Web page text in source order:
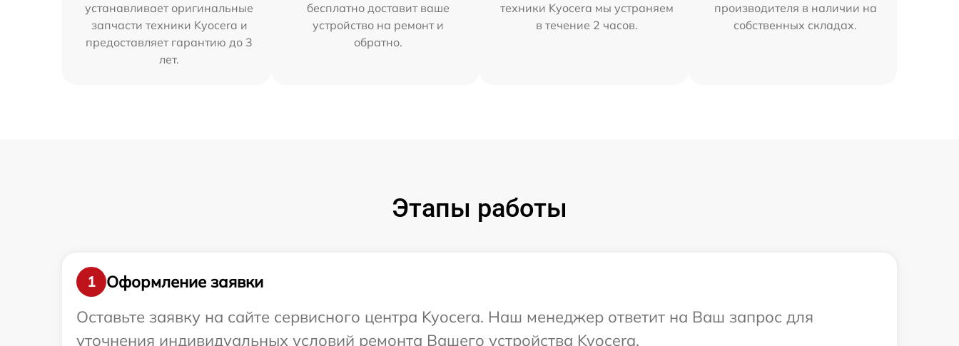
устанавливает оригинальные
запчасти техники Kyocera и
предоставляет гарантию до 3
лет.
бесплатно доставит ваше
устройство на ремонт и
обратно.
техники Kyocera мы устраняем
в течение 2 часов.
производителя в наличии на
собственных складах.
Этапы работы
1
Оформление заявки
Оставьте заявку на сайте сервисного центра Kyocera. Наш менеджер ответит на Ваш запрос для
уточнения индивидуальных условий ремонта Вашего устройства Kyocera.